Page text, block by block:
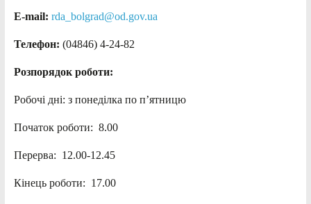
E-mail: rda_bolgrad@od.gov.ua
Телефон: (04846) 4-24-82
Розпорядок роботи:
Робочі дні: з понеділка по п’ятницю
Початок роботи: 8.00
Перерва: 12.00-12.45
Кінець роботи: 17.00